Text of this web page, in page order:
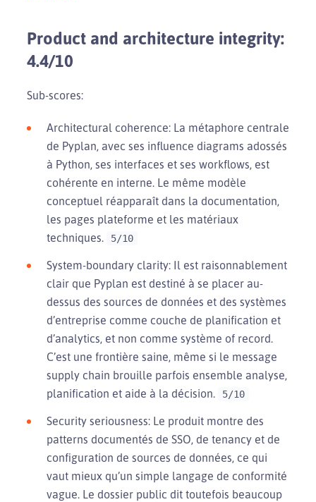
Product and architecture integrity:
4.4/10
Sub-scores:
Architectural coherence: La métaphore centrale
de Pyplan, avec ses influence diagrams adossés
à Python, ses interfaces et ses workflows, est
cohérente en interne. Le même modèle
conceptuel réapparaît dans la documentation,
les pages plateforme et les matériaux
techniques.
5/10
System-boundary clarity: Il est raisonnablement
clair que Pyplan est destiné à se placer au-
dessus des sources de données et des systèmes
d’entreprise comme couche de planification et
d’analytics, et non comme système of record.
C’est une frontière saine, même si le message
supply chain brouille parfois ensemble analyse,
planification et aide à la décision.
5/10
Security seriousness: Le produit montre des
patterns documentés de SSO, de tenancy et de
configuration de sources de données, ce qui
vaut mieux qu’un simple langage de conformité
vague. Le dossier public dit toutefois beaucoup